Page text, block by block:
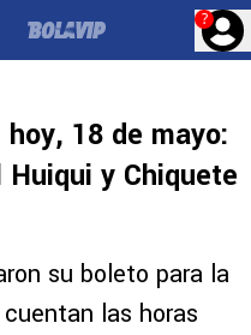
?
18 de mayo:
y Chiquete
su boleto para la
las horas